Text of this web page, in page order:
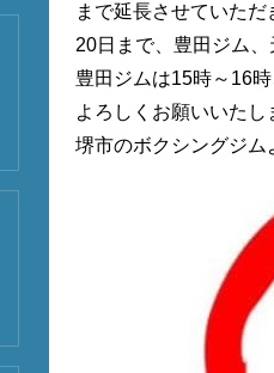
まで延長させていただ
20日まで、豊田ジム
豊田ジムは15時～16
よろしくお願いいたし
堺市のボクシングジム